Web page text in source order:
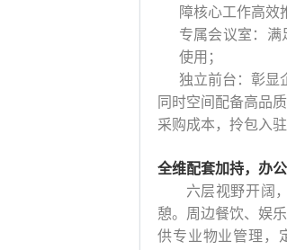
障核心工作高效
专属会议室：
使用；
独立前台：彰显
同时空间配备高品
采购成本，拎包入驻
全维配套加持，办
六层视野开阔
憩。周边餐饮、娱
供专业物业管理，